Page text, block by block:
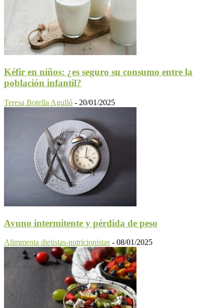
Kéfir en niños: ¿es seguro su consumo entre la
población infantil?
Teresa Botella Agulló - 20/01/2025
Ayuno intermitente y pérdida de peso
Alimmenta dietistas-nutricionistas - 08/01/2025